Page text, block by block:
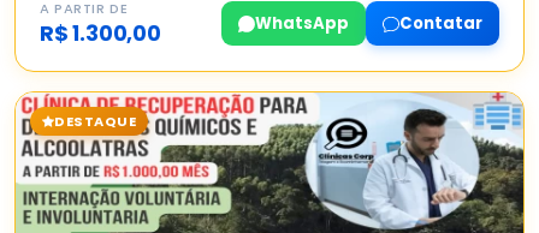
A PARTIR DE
R$ 1.300,00 WhatsApp Contatar
DESTAQUE